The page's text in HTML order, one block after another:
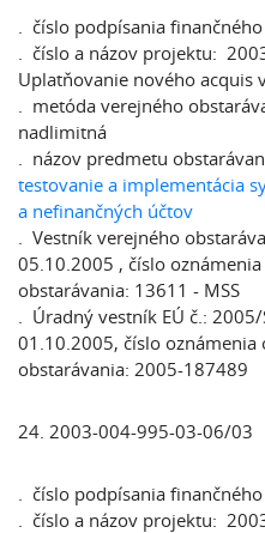
. číslo podpísania
. číslo a názov projektu:
Uplatňovanie nového acquis
. metóda verejného
nadlimitná
. názov predmetu
testovanie a implementácia
a nefinančných účtov
. Vestník verejného
05.10.2005 , číslo
obstarávania: 13611 - MSS
. Úradný vestník EÚ č.:
01.10.2005, číslo oznámenia
obstarávania: 2005-187489
24. 2003-004-995-03-06/03
. číslo podpísania
. číslo a názov projektu: